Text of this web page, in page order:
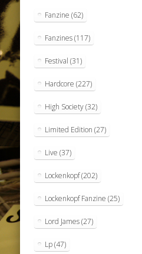
Fanzine (62)
Fanzines(117)
Festival (31)
Hardcore (227)
High Society(32)
Limited Edition (27)
Live (37)
Lockenkopf(202)
Lockenkopf Fanzine (25)
Lord James(27)
Lp(47)